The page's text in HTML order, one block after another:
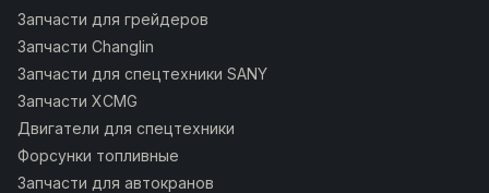
Запчасти для грейдеров
Запчасти Changlin
Запчасти для спецтехники SANY
Запчасти XCMG
Двигатели для спецтехники
Форсунки топливные
Запчасти для автокранов